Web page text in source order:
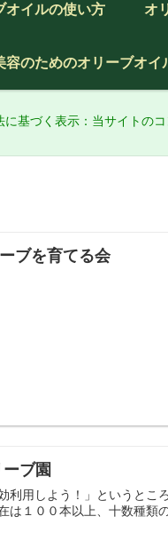
オイルの使い方 オ
容のためのオリーブオイ
に基づく表示：当サイトの
ブを育てる会
ブ園
利用しよう！」というとこ
は１００本以上、十数種類